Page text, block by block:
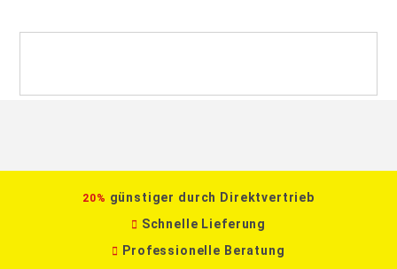
20% günstiger durch Direktvertrieb
Schnelle Lieferung
Professionelle Beratung